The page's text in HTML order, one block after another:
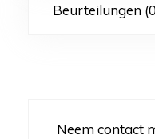
Beurteilungen
Neem contact